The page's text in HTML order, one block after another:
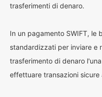
trasferimenti di denaro.
In un pagamento SWIFT, le
standardizzati per inviare e
trasferimento di denaro
effettuare transazioni sicure